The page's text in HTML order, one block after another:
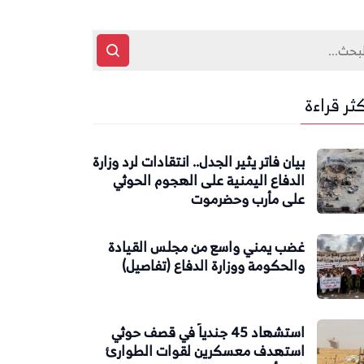
قراءة
بيان فاتر يثير الجدل.. انتقادات لرد وزارة
الدفاع اليمنية على الهجوم الحوثي
على مأرب وحضرموت
غضب يمني واسع من مجلس القيادة
والحكومة ووزارة الدفاع (تفاصيل)
استشهاد 45 جندياً في قصف حوثي
استهدف معسكرين لقوات الطوارئ